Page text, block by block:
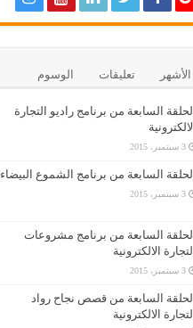
الأشهر تعليقات الوسوم
الحلقة السابعة من برنامج راديو التجارة
الالكترونية
3 سبتمبر، 2015
الحلقة السابعة من برنامج الشموع البيضاء
3 سبتمبر، 2015
الحلقة السابعة من برنامج مشروعات
التجارة الالكترونية
3 سبتمبر، 2015
الحلقة السابعة من قصص نجاح رواد
التجارة الالكترونية